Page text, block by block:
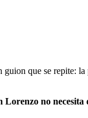
que se repite:
Lorenzo no